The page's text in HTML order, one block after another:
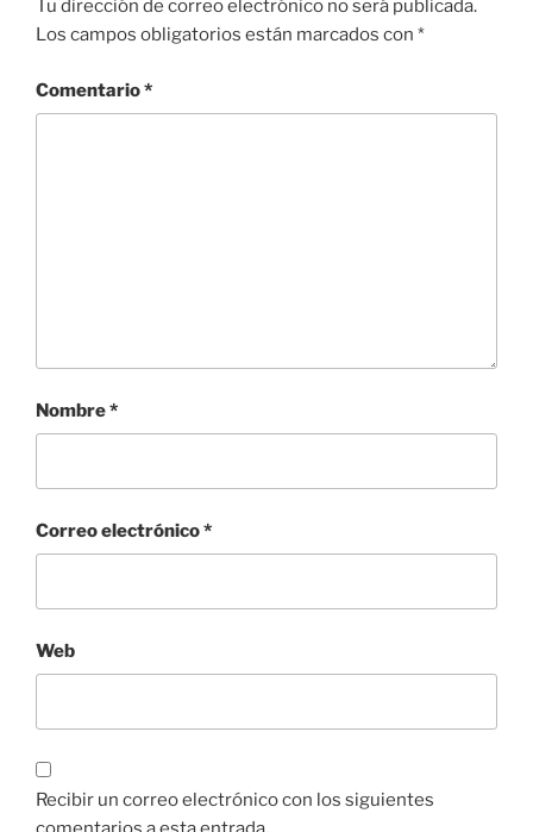
Tu dirección de correo electrónico no será publicada.
Los campos obligatorios están marcados con *
Comentario*
Nombre*
Correo electrónico*
Web
Recibir un correo electrónico con los siguientes